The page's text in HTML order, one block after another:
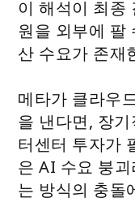
이 해석이 최종
원을 외부에 팔
산 수요가 존재
메타가 클라우
을 낸다면, 장
터센터 투자가
은 AI 수요 붕
는 방식의 충돌